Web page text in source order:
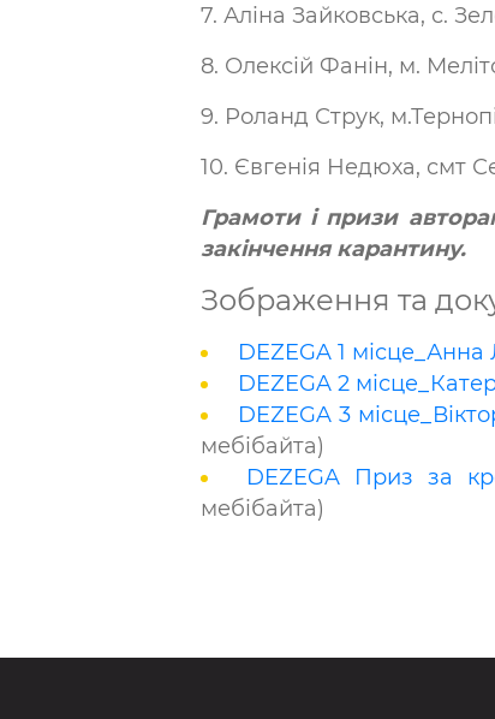
7. Аліна Зайковська, с.
8. Олексій Фанін, м.
9. Роланд Струк,
10. Євгенія Недюха, смт
Грамоти і призи
закінчення карантину.
Зображення та
DEZEGA 1
DEZEGA 2
DEZEGA 3
мебібайта)
DEZEGA Приз за
мебібайта)